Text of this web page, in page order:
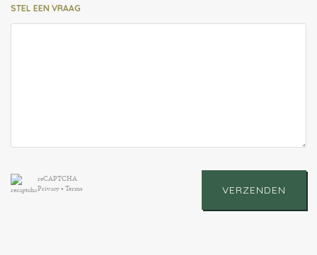
STEL EEN VRAAG
reCAPTCHA
Privacy• Terms VERZENDEN